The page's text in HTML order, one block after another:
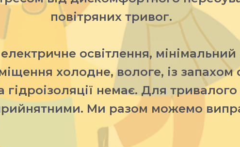
повітряних тривог.
освітлення, мінімальний
холодне, вологе, із запахом
гідроізоляції немає. Для
Ми разом можемо